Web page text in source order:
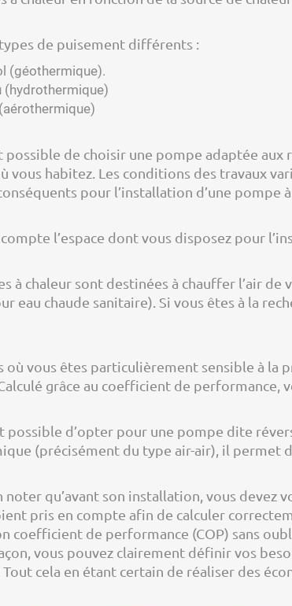
de puisement différents :
(géothermique).
(hydrothermique)
possible de choisir une pompe adaptée aux
vous habitez. Les conditions des travaux
pour l’installation d’une pompe
l’espace dont vous disposez pour
à chaleur sont destinées à chauffer l’air
eau chaude sanitaire). Si vous êtes à la
où vous êtes particulièrement sensible à
grâce au coefficient de performance,
possible d’opter pour une pompe dite
(précisément du type air-air), il permet
noter qu’avant son installation, vous devez
pris en compte afin de calculer
coefficient de performance (COP) sans
vous pouvez clairement définir vos
cela en étant certain de réaliser des